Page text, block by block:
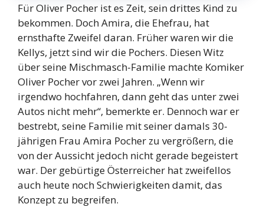
Für Oliver Pocher ist es Zeit, sein drittes Kind zu
bekommen. Doch Amira, die Ehefrau, hat
ernsthafte Zweifel daran. Früher waren wir die
Kellys, jetzt sind wir die Pochers. Diesen Witz
über seine Mischmasch-Familie machte Komiker
Oliver Pocher vor zwei Jahren. „Wenn wir
irgendwo hochfahren, dann geht das unter zwei
Autos nicht mehr“, bemerkte er. Dennoch war er
bestrebt, seine Familie mit seiner damals 30-
jährigen Frau Amira Pocher zu vergrößern, die
von der Aussicht jedoch nicht gerade begeistert
war. Der gebürtige Österreicher hat zweifellos
auch heute noch Schwierigkeiten damit, das
Konzept zu begreifen.